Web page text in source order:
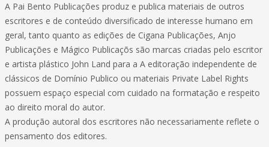
A Pai Bento Publicações produz e publica materiais de outros
escritores e de conteúdo diversificado de interesse humano em
geral, tanto quanto as edições de Cigana Publicações, Anjo
Publicações e Mágico Publicaçõs são marcas criadas pelo escritor
e artista plástico John Land para a A editoração independente de
clássicos de Domínio Publico ou materiais Private Label Rights
possuem espaço especial com cuidado na formatação e respeito
ao direito moral do autor.
A produção autoral dos escritores não necessariamente reflete o
pensamento dos editores.